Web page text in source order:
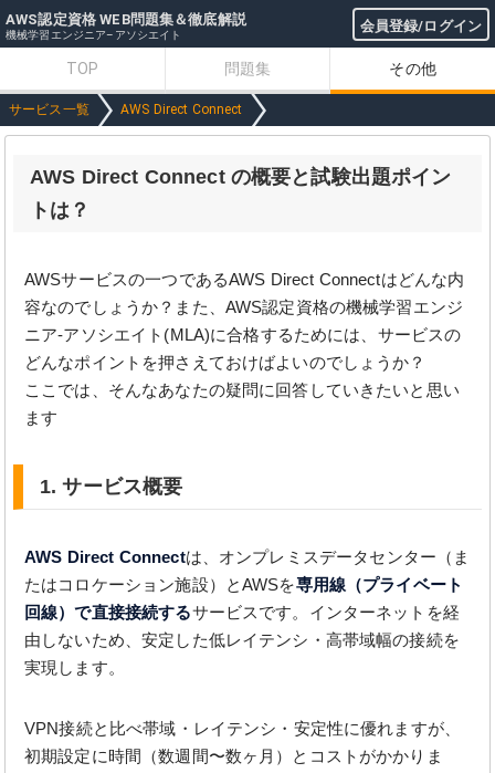
AWS認定資格 WEB問題集＆徹底解説 会員登録/ログイン
機械学習エンジニア–アソシエイト
TOP 問題集 その他
サービス一覧 AWS Direct Connect
AWS Direct Connect の概要と試験出題ポイン
トは？
AWSサービスの一つであるAWS Direct Connectはどんな内
容なのでしょうか？また、AWS認定資格の機械学習エンジ
ニア-アソシエイト(MLA)に合格するためには、サービスの
どんなポイントを押さえておけばよいのでしょうか？
ここでは、そんなあなたの疑問に回答していきたいと思い
ます
1. サービス概要
AWS Direct Connectは、オンプレミスデータセンター（ま
たはコロケーション施設）とAWSを専用線（プライベート
回線）で直接接続するサービスです。インターネットを経
由しないため、安定した低レイテンシ・高帯域幅の接続を
実現します。
VPN接続と比べ帯域・レイテンシ・安定性に優れますが、
初期設定に時間（数週間〜数ヶ月）とコストがかかりま